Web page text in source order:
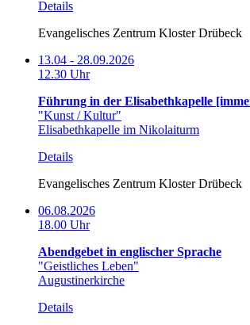
Details
Evangelisches Zentrum Kloster Drübeck
13.04 - 28.09.2026
12.30 Uhr
Führung in der Elisabethkapelle
"Kunst / Kultur"
Elisabethkapelle im Nikolaiturm
Details
Evangelisches Zentrum Kloster Drübeck
06.08.2026
18.00 Uhr
Abendgebet in englischer Sprache
"Geistliches Leben"
Augustinerkirche
Details